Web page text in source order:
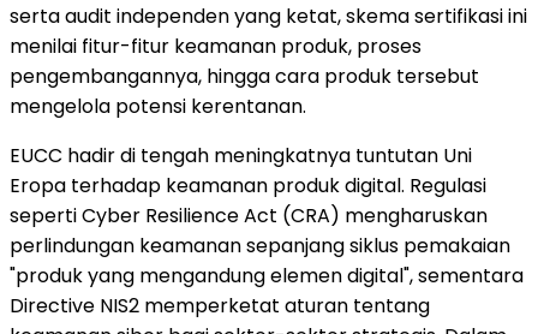
serta audit independen yang ketat, skema sertifikasi ini
menilai fitur-fitur keamanan produk, proses
pengembangannya, hingga cara produk tersebut
mengelola potensi kerentanan.
EUCC hadir di tengah meningkatnya tuntutan Uni
Eropa terhadap keamanan produk digital. Regulasi
seperti Cyber Resilience Act (CRA) mengharuskan
perlindungan keamanan sepanjang siklus pemakaian
"produk yang mengandung elemen digital", sementara
Directive NIS2 memperketat aturan tentang